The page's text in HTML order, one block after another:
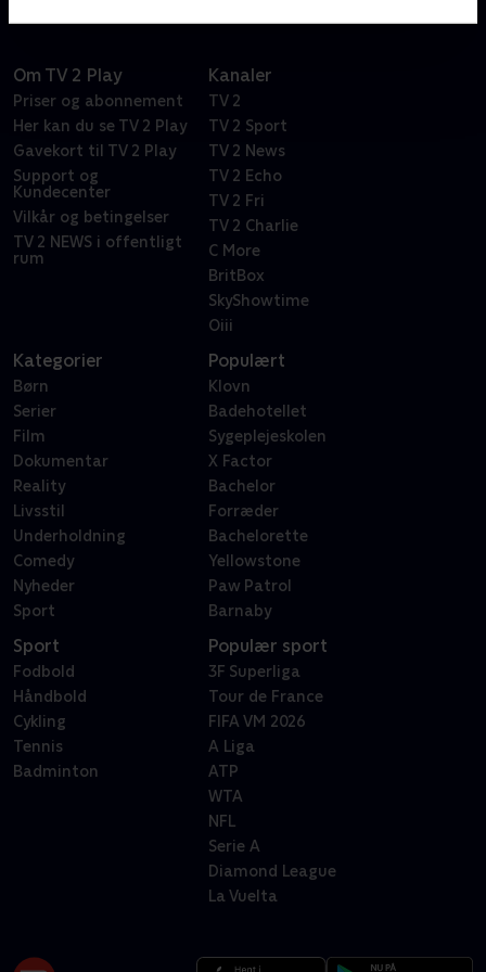
Om TV 2 Play
Priser og abonnement
Her kan du se TV 2 Play
Gavekort til TV 2 Play
Support og
Kundecenter
Vilkår og betingelser
TV 2 NEWS i offentligt
rum
Kanaler
TV 2
TV 2 Sport
TV 2 News
TV 2 Echo
TV 2 Fri
TV 2 Charlie
C More
BritBox
SkyShowtime
Oiii
Kategorier
Børn
Serier
Film
Dokumentar
Reality
Livsstil
Underholdning
Comedy
Nyheder
Sport
Populært
Klovn
Badehotellet
Sygeplejeskolen
X Factor
Bachelor
Forræder
Bachelorette
Yellowstone
Paw Patrol
Barnaby
Sport
Fodbold
Håndbold
Cykling
Tennis
Badminton
Populær sport
3F Superliga
Tour de France
FIFA VM 2026
A Liga
ATP
WTA
NFL
Serie A
Diamond League
La Vuelta